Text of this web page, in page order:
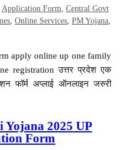
Application Form Central Govt
,Online Services ,PM Yojana
apply online up one family
registration उत्तर प्रदेश एक
फॉर्म अप्लाई ऑनलाइन जरुरी
2025 UP
Form